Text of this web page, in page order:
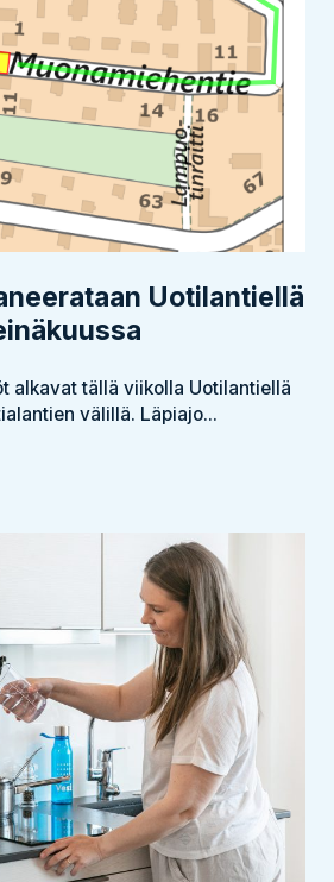
Uotilantiellä
alkavat tällä viikolla Uotilantiellä
välillä. Läpiajo...